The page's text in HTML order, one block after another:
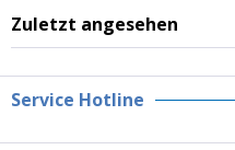
Zuletzt angesehen
Service Hotline